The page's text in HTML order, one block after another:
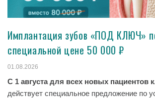
Имплантация зубов «ПОД КЛЮЧ»
специальной цене 50 000 ₽
01.08.2026
С 1 августа для всех новых пациентов
действует специальное предложение по